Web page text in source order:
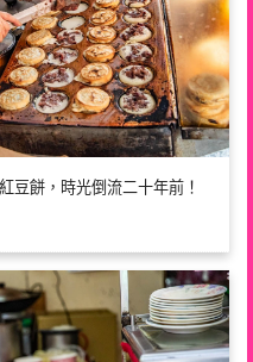
豆餅，時光倒流二十年前！